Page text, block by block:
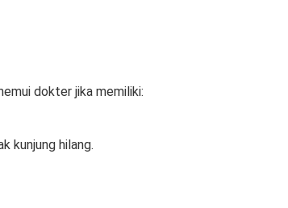
dokter jika memiliki:
kunjung hilang.